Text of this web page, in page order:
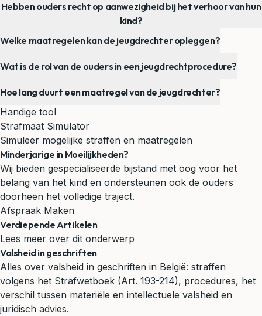
Hebben ouders recht op aanwezigheid bij het verhoor van hun
kind?
Welke maatregelen kan de jeugdrechter opleggen?
Wat is de rol van de ouders in een jeugdrechtprocedure?
Hoe lang duurt een maatregel van de jeugdrechter?
Handige tool
Strafmaat Simulator
Simuleer mogelijke straffen en maatregelen
Minderjarige in Moeilijkheden?
Wij bieden gespecialiseerde bijstand met oog voor het
belang van het kind en ondersteunen ook de ouders
doorheen het volledige traject.
Afspraak Maken
Verdiepende Artikelen
Lees meer over dit onderwerp
Valsheid in geschriften
Alles over valsheid in geschriften in België: straffen
volgens het Strafwetboek (Art. 193-214), procedures, het
verschil tussen materiële en intellectuele valsheid en
juridisch advies.